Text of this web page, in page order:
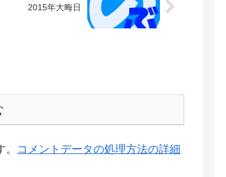
2015年大晦日
コメントデータの処理方法の詳細